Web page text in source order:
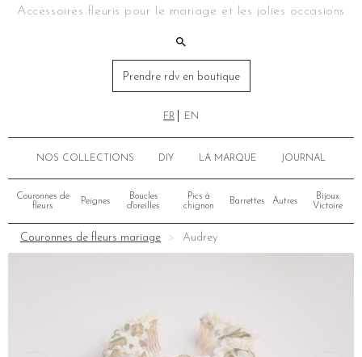
Accessoires fleuris pour le mariage et les jolies occasions
Prendre rdv en boutique
FR EN
NOS COLLECTIONS DIY LA MARQUE JOURNAL
Couronnes de
fleurs
Peignes
Boucles
d'oreilles
Pics à
chignon
Barrettes Autres
Bijoux
Victoire
Couronnes de fleurs mariage Audrey